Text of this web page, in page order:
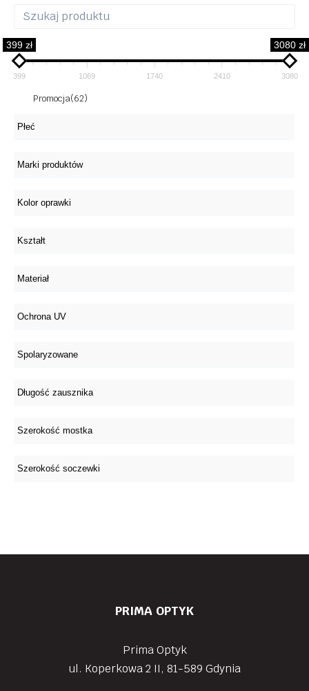
399 zł 3080 zł
399 1069 1740 2410 3080
Promocja(62)
PRIMA OPTYK
Prima Optyk
ul. Koperkowa 2 II, 81-589 Gdynia